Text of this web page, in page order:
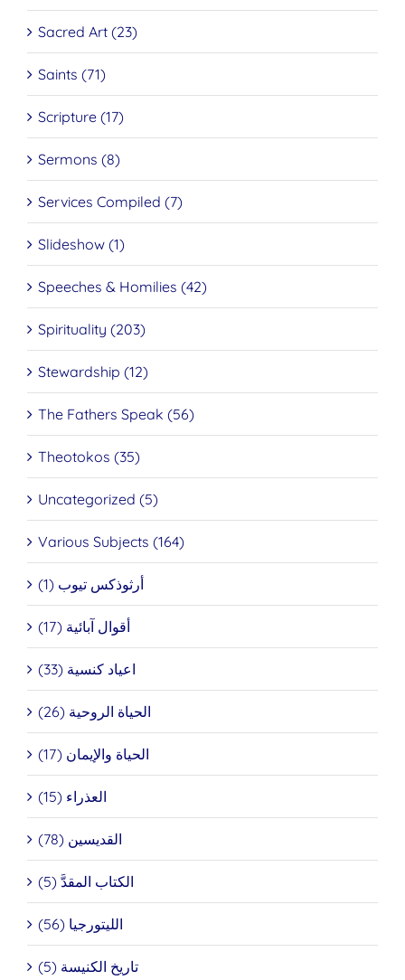
Sacred Art (23)
Saints (71)
Scripture (17)
Sermons (8)
Services Compiled (7)
Slideshow (1)
Speeches & Homilies (42)
Spirituality (203)
Stewardship (12)
The Fathers Speak (56)
Theotokos (35)
Uncategorized (5)
Various Subjects (164)
أرثوذكس تيوب (1)
أقوال آبائية (17)
اعياد كنسية (33)
الحياة الروحية (26)
الحياة والإيمان (17)
العذراء (15)
القديسين (78)
الكتاب المقدَّ (5)
الليتورجيا (56)
تاريخ الكنيسة (5)